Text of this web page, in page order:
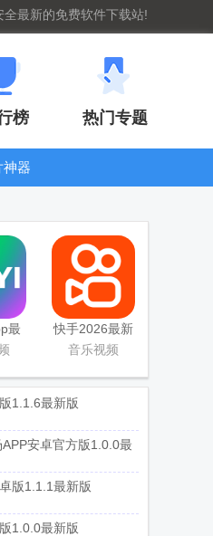
最新的免费软件下载站!
榜 热门专题
神器
全
最
快手2026最新
版官方正版
音乐视频
1.1.6最新版
安卓官方版1.0.0最
版1.1.1最新版
1.0.0最新版